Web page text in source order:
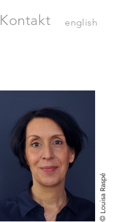
Kontakt english
© Louisa Raspé